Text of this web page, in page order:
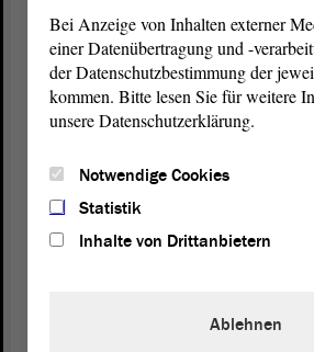
4. Anna Strohschein (Goethegymnasium
Gruppenbild der Siegerin Charlotte
Bei Anzeige von Inhalten externer
einer Datenübertragung und -
der Datenschutzbestimmung der
kommen. Bitte lesen Sie für weitere
unsere Datenschutzerklärung.
Notwendige Cookies
Statistik
Inhalte von Drittanbietern
Ablehnen